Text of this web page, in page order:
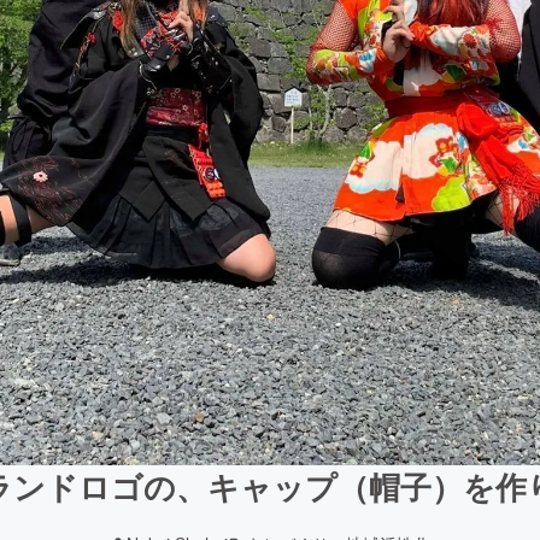
ンドロゴの、キャップ（帽子）を作